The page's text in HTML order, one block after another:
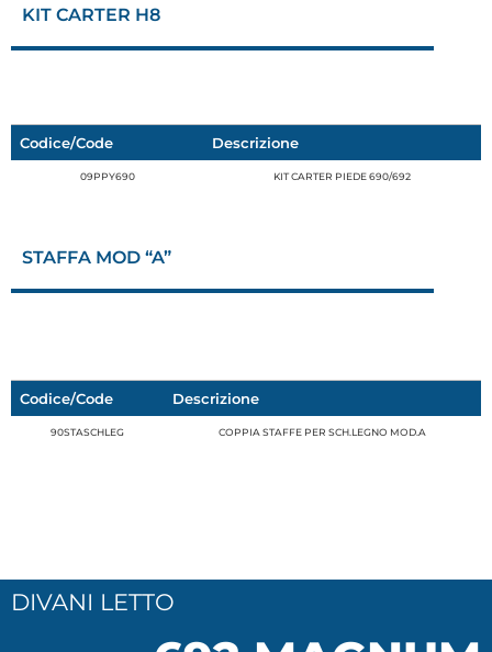
KIT CARTER H8
Codice/Code Descrizione
09PPY690 KIT CARTER PIEDE 690/692
STAFFA MOD “A”
Codice/Code Descrizione
90STASCHLEG COPPIA STAFFE PER SCH.LEGNO MOD.A
DIVANI LETTO